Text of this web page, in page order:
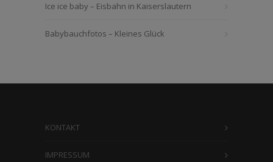
Ice ice baby – Eisbahn in Kaiserslautern
Babybauchfotos – Kleines Glück
KONTAKT
IMPRESSUM